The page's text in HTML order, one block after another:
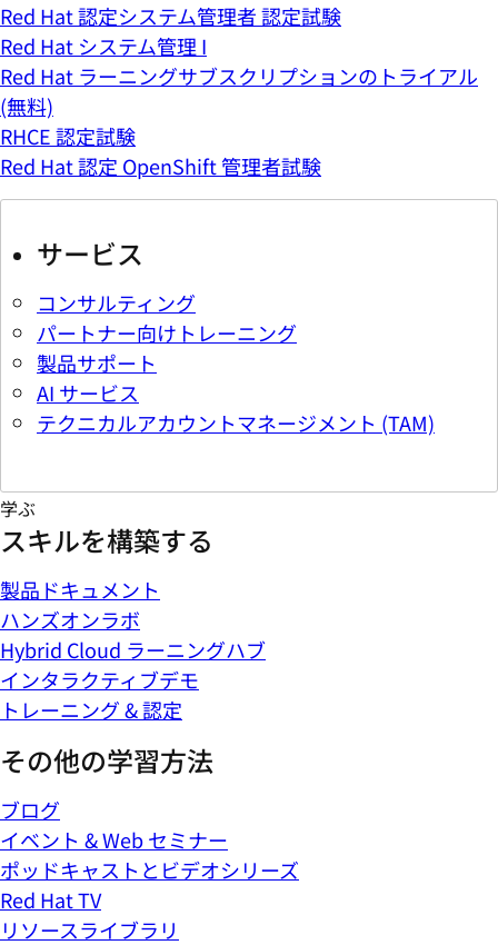
Red Hat 認定システム管理者 認定試験
Red Hat システム管理 I
Red Hat ラーニングサブスクリプションのトライアル
(無料)
RHCE 認定試験
Red Hat 認定 OpenShift 管理者試験
サービス
コンサルティング
パートナー向けトレーニング
製品サポート
AI サービス
テクニカルアカウントマネージメント (TAM)
学ぶ
スキルを構築する
製品ドキュメント
ハンズオンラボ
Hybrid Cloud ラーニングハブ
インタラクティブデモ
トレーニング & 認定
その他の学習方法
ブログ
イベント & Web セミナー
ポッドキャストとビデオシリーズ
Red Hat TV
リソースライブラリ